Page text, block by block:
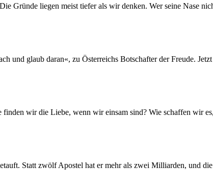
Gründe liegen meist tiefer als wir denken. Wer seine Nase
und glaub daran«, zu Österreichs Botschafter der Freude.
wir die Liebe, wenn wir einsam sind? Wie schaffen wir
Statt zwölf Apostel hat er mehr als zwei Milliarden, und